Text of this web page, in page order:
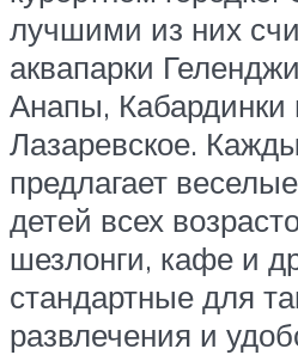
лучшими из них
аквапарки
Анапы, Кабардинки
Лазаревское.
предлагает
детей всех
шезлонги, кафе и
стандартные для
развлечения и